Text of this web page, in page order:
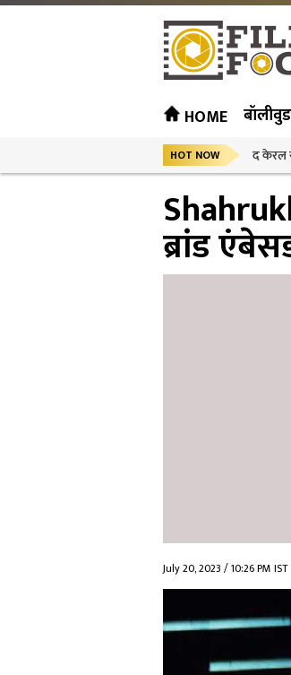
HOME
HOT NOW द केरल
ब्रांड
July 20, 2023 / 10:26 PM IST